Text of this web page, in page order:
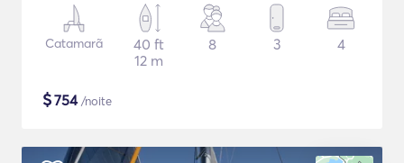
Catamarã
40 ft
12 m
8 3 4
$754/noite